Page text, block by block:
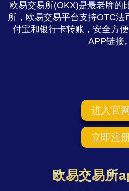
欧易交易所(OKX)是最老牌的
所，欧易交易平台支持OTC法
付宝和银行卡转账，安全方
APP链接。
进入官网
立即注
欧易交易所